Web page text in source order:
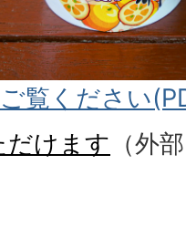
覧ください
だけます （外